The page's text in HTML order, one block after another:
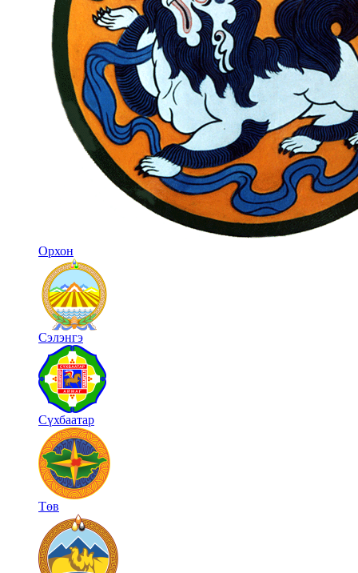
Орхон
Сэлэнгэ
Сүхбаатар
Төв